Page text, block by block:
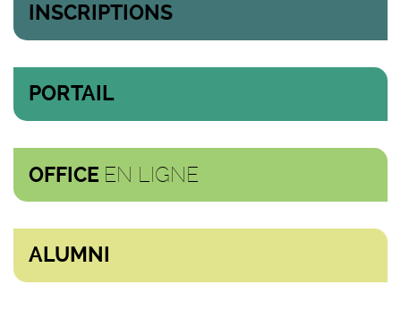
INSCRIPTIONS
PORTAIL
OFFICE EN LIGNE
ALUMNI